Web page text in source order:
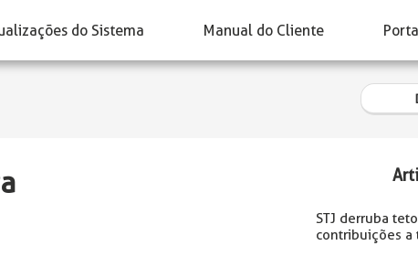
do Sistema Manual do Cliente
STJ derruba
contribuições a